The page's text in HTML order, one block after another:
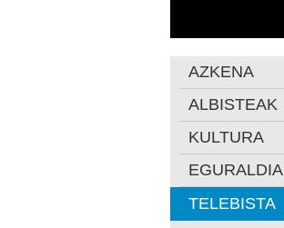
AZKENA
ALBISTEAK
KULTURA
EGURALDIA
TELEBISTA